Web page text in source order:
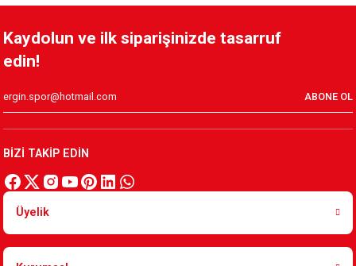
KARŞIYAKA TRİBÜN PAMUKLU SWEATSHIRT Y.
2.599,90 TL
Kaydolun ve ilk siparişinizde tasarruf
edin!
ABONE OL
BİZİ TAKİP EDİN
Üyelik